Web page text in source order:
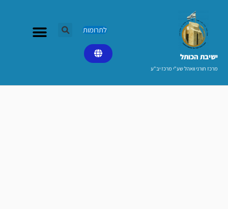
ישיבת הכותל​
מרכז תורני וואהל שע"י מרכז יב"ע
לתרומות